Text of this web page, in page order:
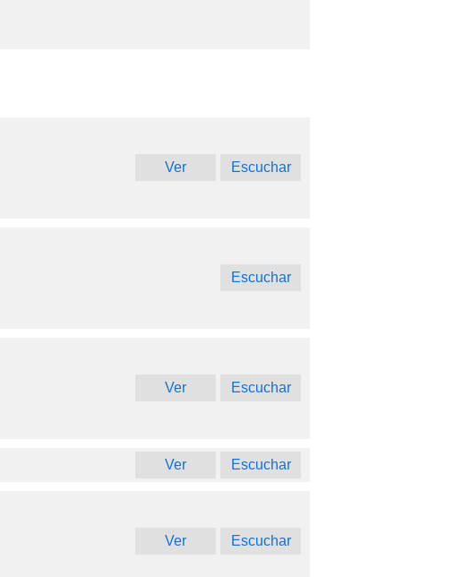
Ver Escuchar
Escuchar
Ver Escuchar
Ver Escuchar
Ver Escuchar